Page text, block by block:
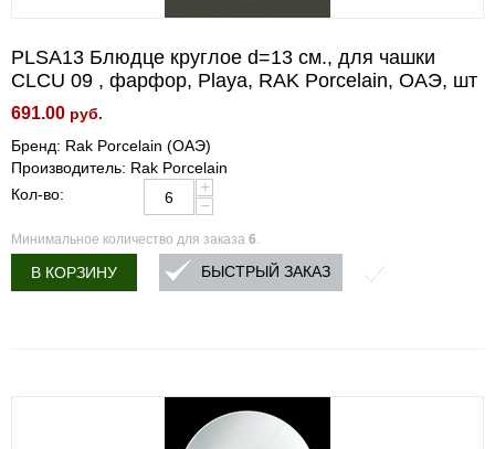
PLSA13 Блюдце круглое d=13 см., для чашки
CLCU 09 , фарфор, Playa, RAK Porcelain, ОАЭ, шт
691.00 руб.
Бренд: Rak Porcelain (ОАЭ)
Производитель: Rak Porcelain
Кол-во:
+
−
Минимальное количество для заказа 6.
В КОРЗИНУ БЫСТРЫЙ ЗАКАЗ